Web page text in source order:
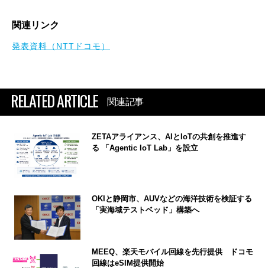
関連リンク
発表資料（NTTドコモ）
RELATED ARTICLE 関連記事
ZETAアライアンス、AIとIoTの共創を推進す
る 「Agentic IoT Lab」を設立
OKIと静岡市、AUVなどの海洋技術を検証する
「実海域テストベッド」構築へ
MEEQ、楽天モバイル回線を先行提供 ドコモ
回線はeSIM提供開始